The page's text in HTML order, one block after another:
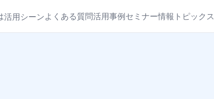
活用シーンよくある質問活用事例セミナー情報 トピックス